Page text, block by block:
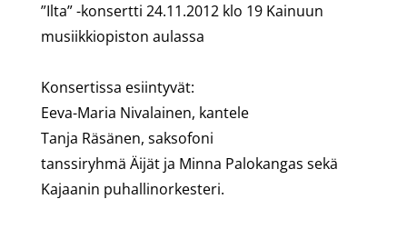
”Ilta” -konsertti 24.11.2012 klo 19 Kainuun
musiikkiopiston aulassa
Konsertissa esiintyvät:
Eeva-Maria Nivalainen, kantele
Tanja Räsänen, saksofoni
tanssiryhmä Äijät ja Minna Palokangas sekä
Kajaanin puhallinorkesteri.